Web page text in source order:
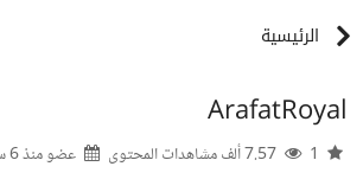
الرئيسية
ArafatRoyal
عضو منذ6 سنوات